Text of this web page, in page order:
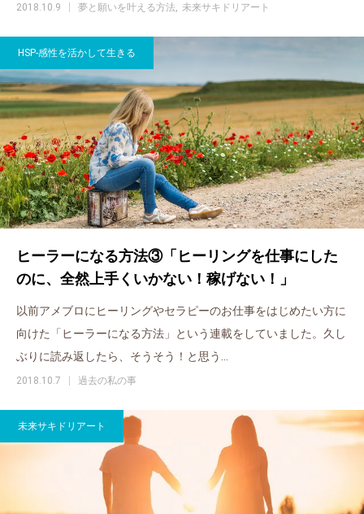
2018.10.9 夢と願いを叶える方法 未来サキドリアート
HSP-感性を活かして生きる
ヒーラーになる方法③「ヒーリングを仕事にした
のに、全然上手くいかない！稼げない！」
以前アメブロにヒーリングやセラピーのお仕事をはじめたい方に
向けた「ヒーラーになる方法」という連載をしていました。久し
ぶりに読み返したら、そうそう！と思う…
2018.10.7 過去の私の事
未来サキドリアート